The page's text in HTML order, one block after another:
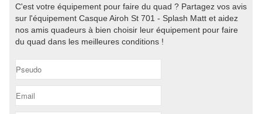
C'est votre équipement pour faire du quad ? Partagez vos avis
sur l'équipement Casque Airoh St 701 - Splash Matt et aidez
nos amis quadeurs à bien choisir leur équipement pour faire
du quad dans les meilleures conditions !